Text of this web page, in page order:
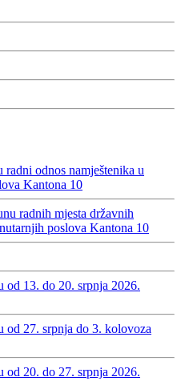
odnos namještenika u
Kantona 10
radnih mjesta državnih
poslova Kantona 10
od 13. do 20. srpnja 2026.
od 27. srpnja do 3. kolovoza
od 20. do 27. srpnja 2026.